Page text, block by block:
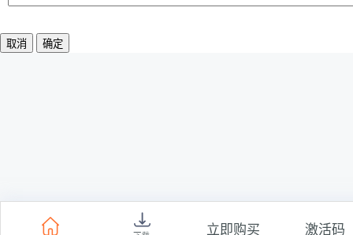
取消 确定
立即购买 激活码